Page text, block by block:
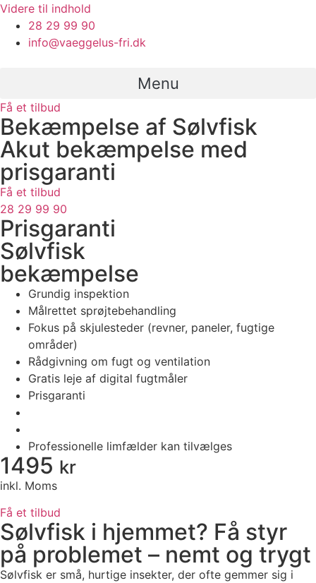
Videre til indhold
28 29 99 90
info@vaeggelus-fri.dk
Menu
Få et tilbud
Bekæmpelse af Sølvfisk
Akut bekæmpelse med
prisgaranti
Få et tilbud
28 29 99 90
Prisgaranti
Sølvfisk
bekæmpelse
Grundig inspektion
Målrettet sprøjtebehandling
Fokus på skjulesteder (revner, paneler, fugtige
områder)
Rådgivning om fugt og ventilation
Gratis leje af digital fugtmåler
Prisgaranti
Professionelle limfælder kan tilvælges
1495 kr
inkl. Moms
Få et tilbud
Sølvfisk i hjemmet? Få styr
på problemet – nemt og trygt
Sølvfisk er små, hurtige insekter, der ofte gemmer sig i